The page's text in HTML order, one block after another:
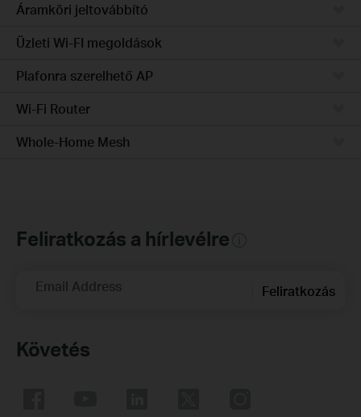
Áramköri jeltovábbító
Üzleti Wi-FI megoldások
Plafonra szerelhető AP
Wi-Fi Router
Whole-Home Mesh
Feliratkozás a hírlevélre
Email Address Feliratkozás
Követés